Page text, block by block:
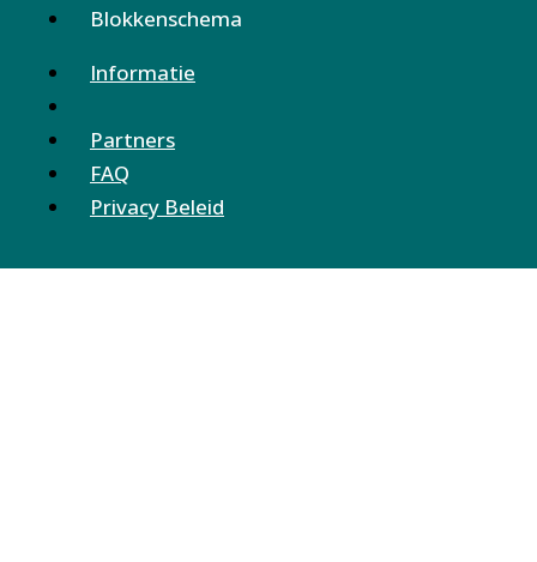
Blokkenschema
Informatie
Partners
FAQ
Privacy Beleid